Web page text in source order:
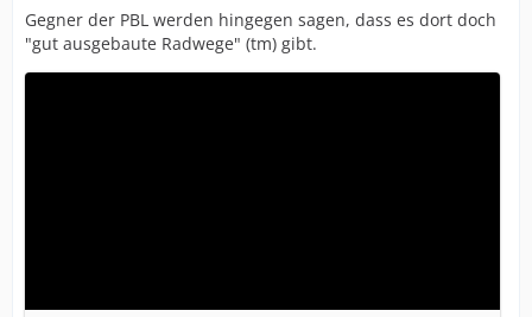
Gegner der PBL werden hingegen sagen, dass es dort doch
"gut ausgebaute Radwege" (tm) gibt.